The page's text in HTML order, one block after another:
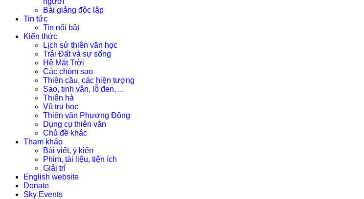
Bài giảng độc lập
Tin tức
Tin nổi bật
Kiến thức
Lịch sử thiên văn học
Trái Đất và sự sống
Hệ Mặt Trời
Các chòm sao
Thiên cầu, các hiện tượng
Sao, tinh vân, lỗ đen, ...
Thiên hà
Vũ trụ học
Thiên văn Phương Đông
Dụng cụ thiên văn
Chủ đề khác
Tham khảo
Bài viết, ý kiến
Phim, tài liệu, tiện ích
Giải trí
English website
Donate
Sky Events